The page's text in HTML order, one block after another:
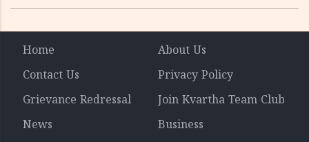
Home
About Us
Contact Us
Privacy Policy
Grievance Redressal
Join Kvartha Team Club
News
Business